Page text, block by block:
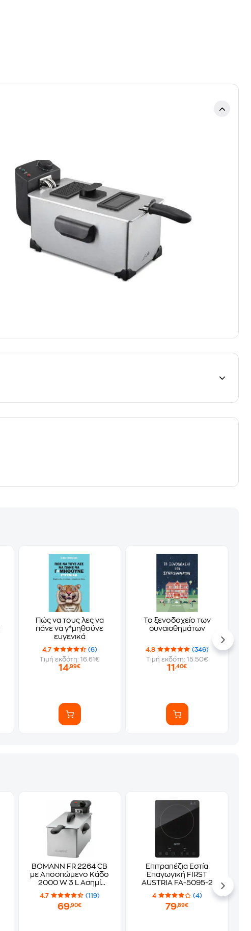
Πώς να τους λες να
πάνε να γ*μηθούνε
ευγενικά
4.7
(6)
Τιμή εκδότη: 16.61€
14,99€
Το ξενοδοχείο των
συναισθημάτων
4.8
(346)
Τιμή εκδότη: 15.50€
11,40€
BOMANN FR 2264 CB
με Αποσπώμενο Κάδο
2000 W 3 L Ασημί
Φριτέζα Λαδιού
4.7 (119)
69,90€
Επιτραπέζια Εστία
Επαγωγική FIRST
AUSTRIA FA-5095-2
2000 W Μαύρη
4 (4)
79,89€